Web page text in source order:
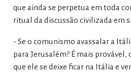
que ainda se perpetua em toda
ritual da discussão civilizada em
- Se o comunismo avassalar a
para Jerusalém? É mais
que ele se deixe ficar na Itália e